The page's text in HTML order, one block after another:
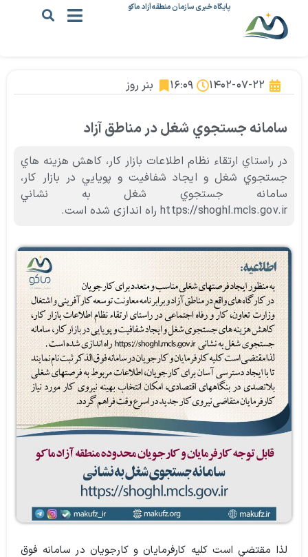
پایگاه خبری سازمان منطقه آزاد ماکو
۱۴۰۲-۰۷-۲۲ ۱۶:۰۹ بنر روز
سامانه جستجوي شغل در مناطق آزاد
در راستاي ارتقاء نظام اطلاعات بازار كار، كاهش هزينه هاي
جستجوي شغل و ايجاد شفافيت و پويايي در بازار كار،
سامانه جستجوي شغل به نشاني
https://shoghl.mcls.gov.ir راه اندازی شده است.
لذا مقتضي است كليه كارفرمايان و كارجويان در سامانه فوق